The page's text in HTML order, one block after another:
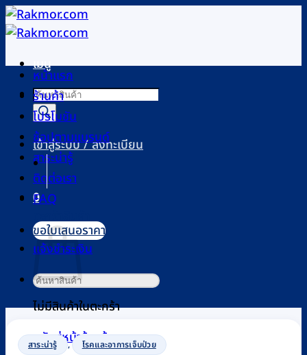
ข้าม
ไป
เนื้อหาเมนู
Products
search
เข้าสู่ระบบ / ลงทะเบียน
0
ไม่มีสินค้าในตะกร้า
กลับสู่หน้าร้านค้า
หน้าแรก
ร้านค้า
โปรโมชัน
ช้อปตามแบรนด์
สาระน่ารู้
ติดต่อเรา
FAQ
ขอใบเสนอราคา
แจ้งชำระเงิน
ค้นหา:
สาระน่ารู้ , โรคและอาการเจ็บป่วย